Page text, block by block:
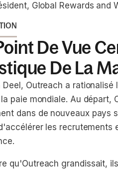
Global Rewards and
De Vue
De La
Deel, Outreach a
paie mondiale. Au départ,
dans de nouveaux pays
les recrutements
qu'Outreach grandissait,